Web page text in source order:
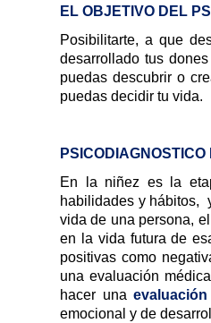
EL OBJETIVO DEL
Posibilitarte, a que
desarrollado tus
puedas descubrir o
puedas decidir tu vida.
En la niñez es la
habilidades y hábitos,
vida de una persona,
en la vida futura de
positivas como
una evaluación
hacer una
emocional y de